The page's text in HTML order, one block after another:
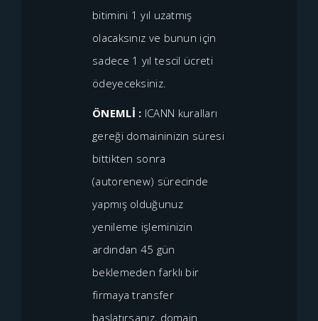
bitimini 1 yıl uzatmış
olacaksınız ve bunun için
sadece 1 yıl tescil ücreti
ödeyeceksiniz.
ÖNEMLİ : ICANN kuralları
gereği domaininizin süresi
bittikten sonra
(autorenew) sürecinde
yapmış olduğunuz
yenileme işleminizin
ardından 45 gün
beklemeden farklı bir
firmaya transfer
başlatırsanız, domain